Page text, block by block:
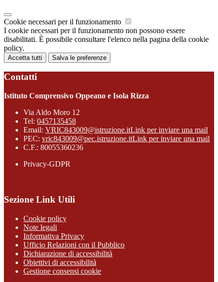
Cookie necessari per il funzionamento
I cookie necessari per il funzionamento non possono essere
disabilitati. È possibile consultare l'elenco nella pagina della cookie
policy.
Accetta tutti Salva le preferenze
Contatti
Istituto Comprensivo Oppeano e Isola Rizza
Via Aldo Moro 12
Tel: 0457135458
Email: VRIC843009@istruzione.itLink per inviare una mail
PEC: vric843009@pec.istruzione.itLink per inviare una mail
C.F.: 80055360236
Privacy-GDPR
Sezione Link Utili
Cookie policy
Note legali
Informativa Privacy
Ufficio Relazioni con il Pubblico
Dichiarazione di accessibilità
Obiettivi di accessibilità
Gestione consensi cookie